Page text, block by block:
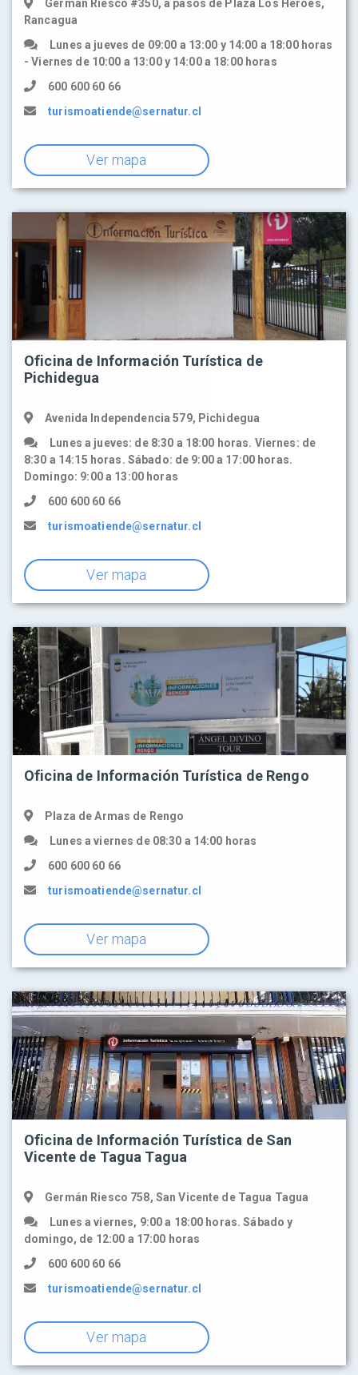
Germán Riesco #350, a pasos de Plaza Los Héroes,
Rancagua
Lunes a jueves de 09:00 a 13:00 y 14:00 a 18:00 horas
- Viernes de 10:00 a 13:00 y 14:00 a 18:00 horas
600 600 60 66
turismoatiende@sernatur.cl
Ver mapa
Oficina de Información Turística de
Pichidegua
Avenida Independencia 579, Pichidegua
Lunes a jueves: de 8:30 a 18:00 horas. Viernes: de
8:30 a 14:15 horas. Sábado: de 9:00 a 17:00 horas.
Domingo: 9:00 a 13:00 horas
600 600 60 66
turismoatiende@sernatur.cl
Ver mapa
Oficina de Información Turística de Rengo
Plaza de Armas de Rengo
Lunes a viernes de 08:30 a 14:00 horas
600 600 60 66
turismoatiende@sernatur.cl
Ver mapa
Oficina de Información Turística de San
Vicente de Tagua Tagua
Germán Riesco 758, San Vicente de Tagua Tagua
Lunes a viernes, 9:00 a 18:00 horas. Sábado y
domingo, de 12:00 a 17:00 horas
600 600 60 66
turismoatiende@sernatur.cl
Ver mapa